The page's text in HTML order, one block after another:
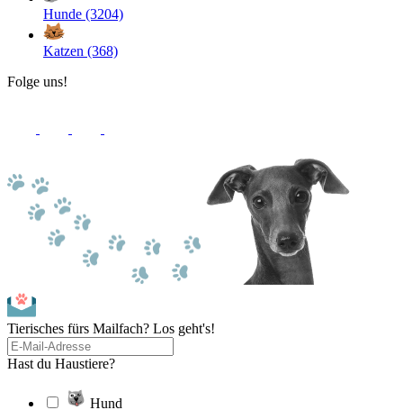
Hunde (3204)
Katzen (368)
Folge uns!
Tierisches fürs Mailfach? Los geht's!
Hast du Haustiere?
Hund